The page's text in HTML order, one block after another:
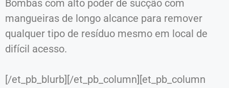
Bombas com alto poder de sucção com
mangueiras de longo alcance para remover
qualquer tipo de resíduo mesmo em local de
difícil acesso.
[/et_pb_blurb][/et_pb_column][et_pb_column